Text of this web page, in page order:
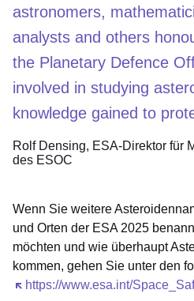
astronomers,
analysts and others
the Planetary Defence
involved in studying
knowledge gained to
Rolf Densing
ESA-Direktor für
des ESOC
Wenn Sie weitere
und Orten der ESA 2025
möchten und wie überhaupt
kommen, gehen Sie unter den
https://www.esa.int/
Öffnet sich in einem neuen